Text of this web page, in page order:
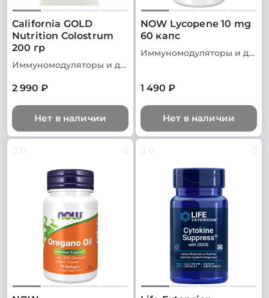
California GOLD
Nutrition Colostrum
200 гр
Иммуномодуляторы и добавки для иммунитета
2 990 ₽
Нет в наличии
NOW Lycopene 10 mg
60 капс
Иммуномодуляторы и добавки для иммунитета
1 490 ₽
Нет в наличии
0 0